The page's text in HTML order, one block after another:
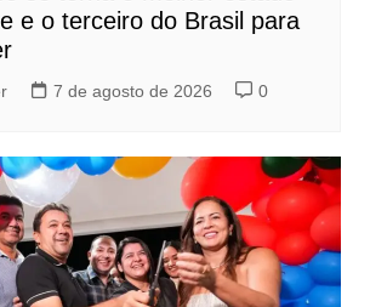
e o terceiro do Brasil para
7 de agosto de 2026 0